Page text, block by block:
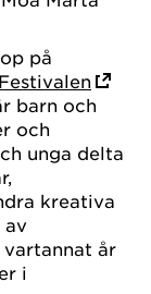
på
barn och
och
unga delta
kreativa
av
år
i